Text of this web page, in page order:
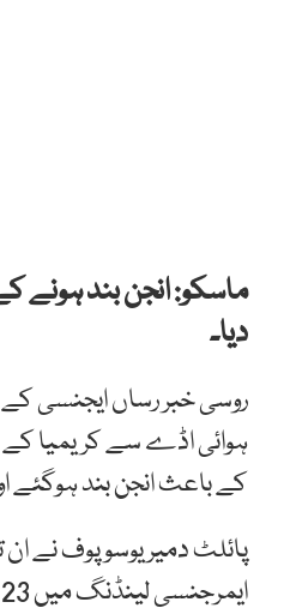
ماسکو: انجن بند ہونے
دیا۔
ہوائی اڈے سے کریمیا کے
کے باعث انجن بند ہوگئے
پائلٹ دمیر یوسوپوف نے
ایمرجنسی لینڈنگ میں 23 افراد زخمی ہوئے جن میں نو بچے شامل ہیں۔